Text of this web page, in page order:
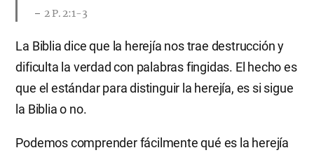
2 P. 2:1-3
La Biblia dice que la herejía nos trae destrucción y
dificulta la verdad con palabras fingidas. El hecho es
que el estándar para distinguir la herejía, es si sigue
la Biblia o no.
Podemos comprender fácilmente qué es la herejía